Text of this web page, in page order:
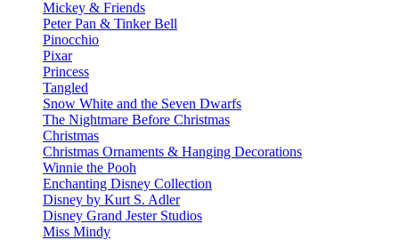
Mickey & Friends
Peter Pan & Tinker Bell
Pinocchio
Pixar
Princess
Tangled
Snow White and the Seven Dwarfs
The Nightmare Before Christmas
Christmas
Christmas Ornaments & Hanging Decorations
Winnie the Pooh
Enchanting Disney Collection
Disney by Kurt S. Adler
Disney Grand Jester Studios
Miss Mindy